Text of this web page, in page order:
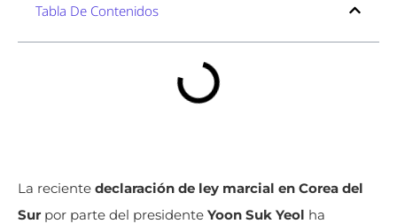
Tabla De Contenidos
La reciente declaración de ley marcial en Corea del
Sur por parte del presidente Yoon Suk Yeol ha